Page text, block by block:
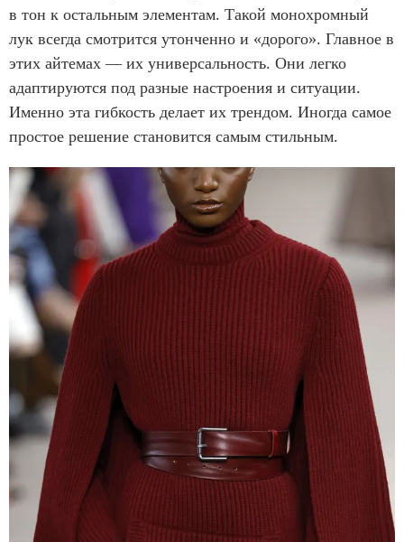
в тон к остальным элементам. Такой монохромный
лук всегда смотрится утонченно и «дорого». Главное в
этих айтемах — их универсальность. Они легко
адаптируются под разные настроения и ситуации.
Именно эта гибкость делает их трендом. Иногда самое
простое решение становится самым стильным.